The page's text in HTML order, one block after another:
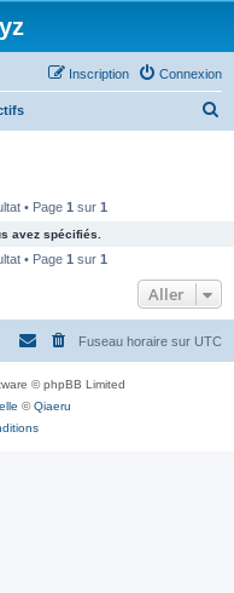
Connexion
Inscription
c
e
• Page 1 sur 1
avez spécifiés.
• Page 1 sur 1
Aller
Fuseau horaire sur UTC
© phpBB Limited
©Qiaeru